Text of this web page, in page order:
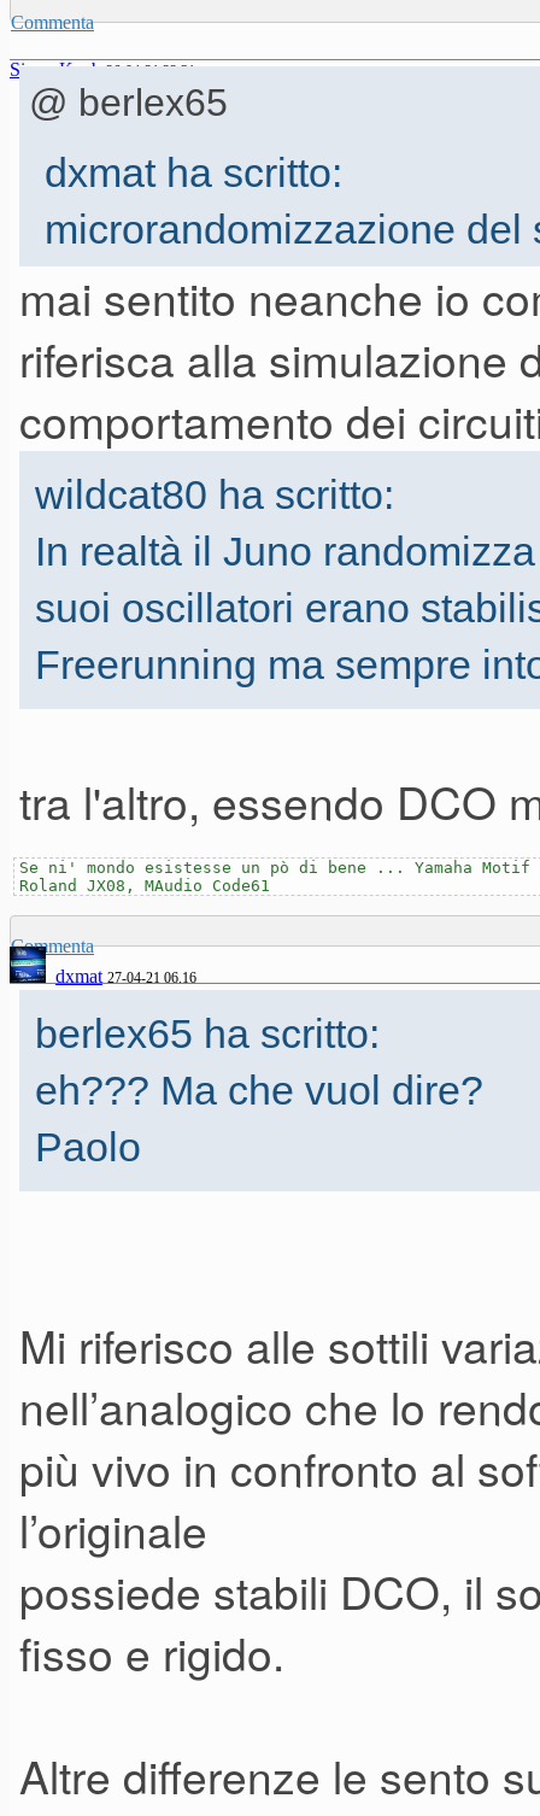
Commenta
SimonKeyb 26-04-21 22.31
@ berlex65
dxmat ha scritto:
microrandomizzazione del
eh??? Ma che vuol dire?
Paolo
mai sentito neanche io
riferisca alla simulazione
comportamento dei
wildcat80 ha scritto:
In realtà il Juno
suoi oscillatori erano
Freerunning ma sempre
tra l'altro, essendo DCO
Se ni' mondo esistesse un pò di bene ... Yamaha Motif
Roland JX08, MAudio Code61
Commenta
dxmat 27-04-21 06.16
berlex65 ha scritto:
eh??? Ma che vuol dire?
Paolo
Mi riferisco alle sottili
nell’analogico che lo
più vivo in confronto al
l’originale
possiede stabili DCO, il
fisso e rigido.
Altre differenze le sento